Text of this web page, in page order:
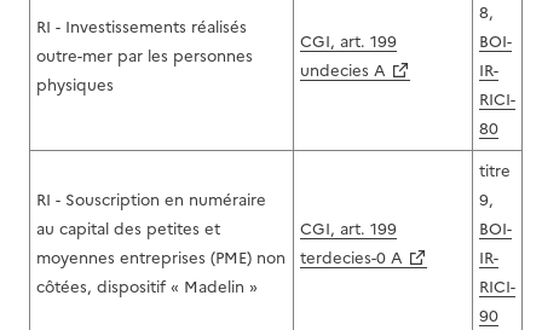
RI - Investissements réalisés
outre-mer par les personnes
physiques
CGI, art. 199
undecies A
8,
BOI-
IR-
RICI-
80
RI - Souscription en numéraire
au capital des petites et
moyennes entreprises (PME) non
côtées, dispositif « Madelin »
CGI, art. 199
terdecies-0 A
titre
9,
BOI-
IR-
RICI-
90